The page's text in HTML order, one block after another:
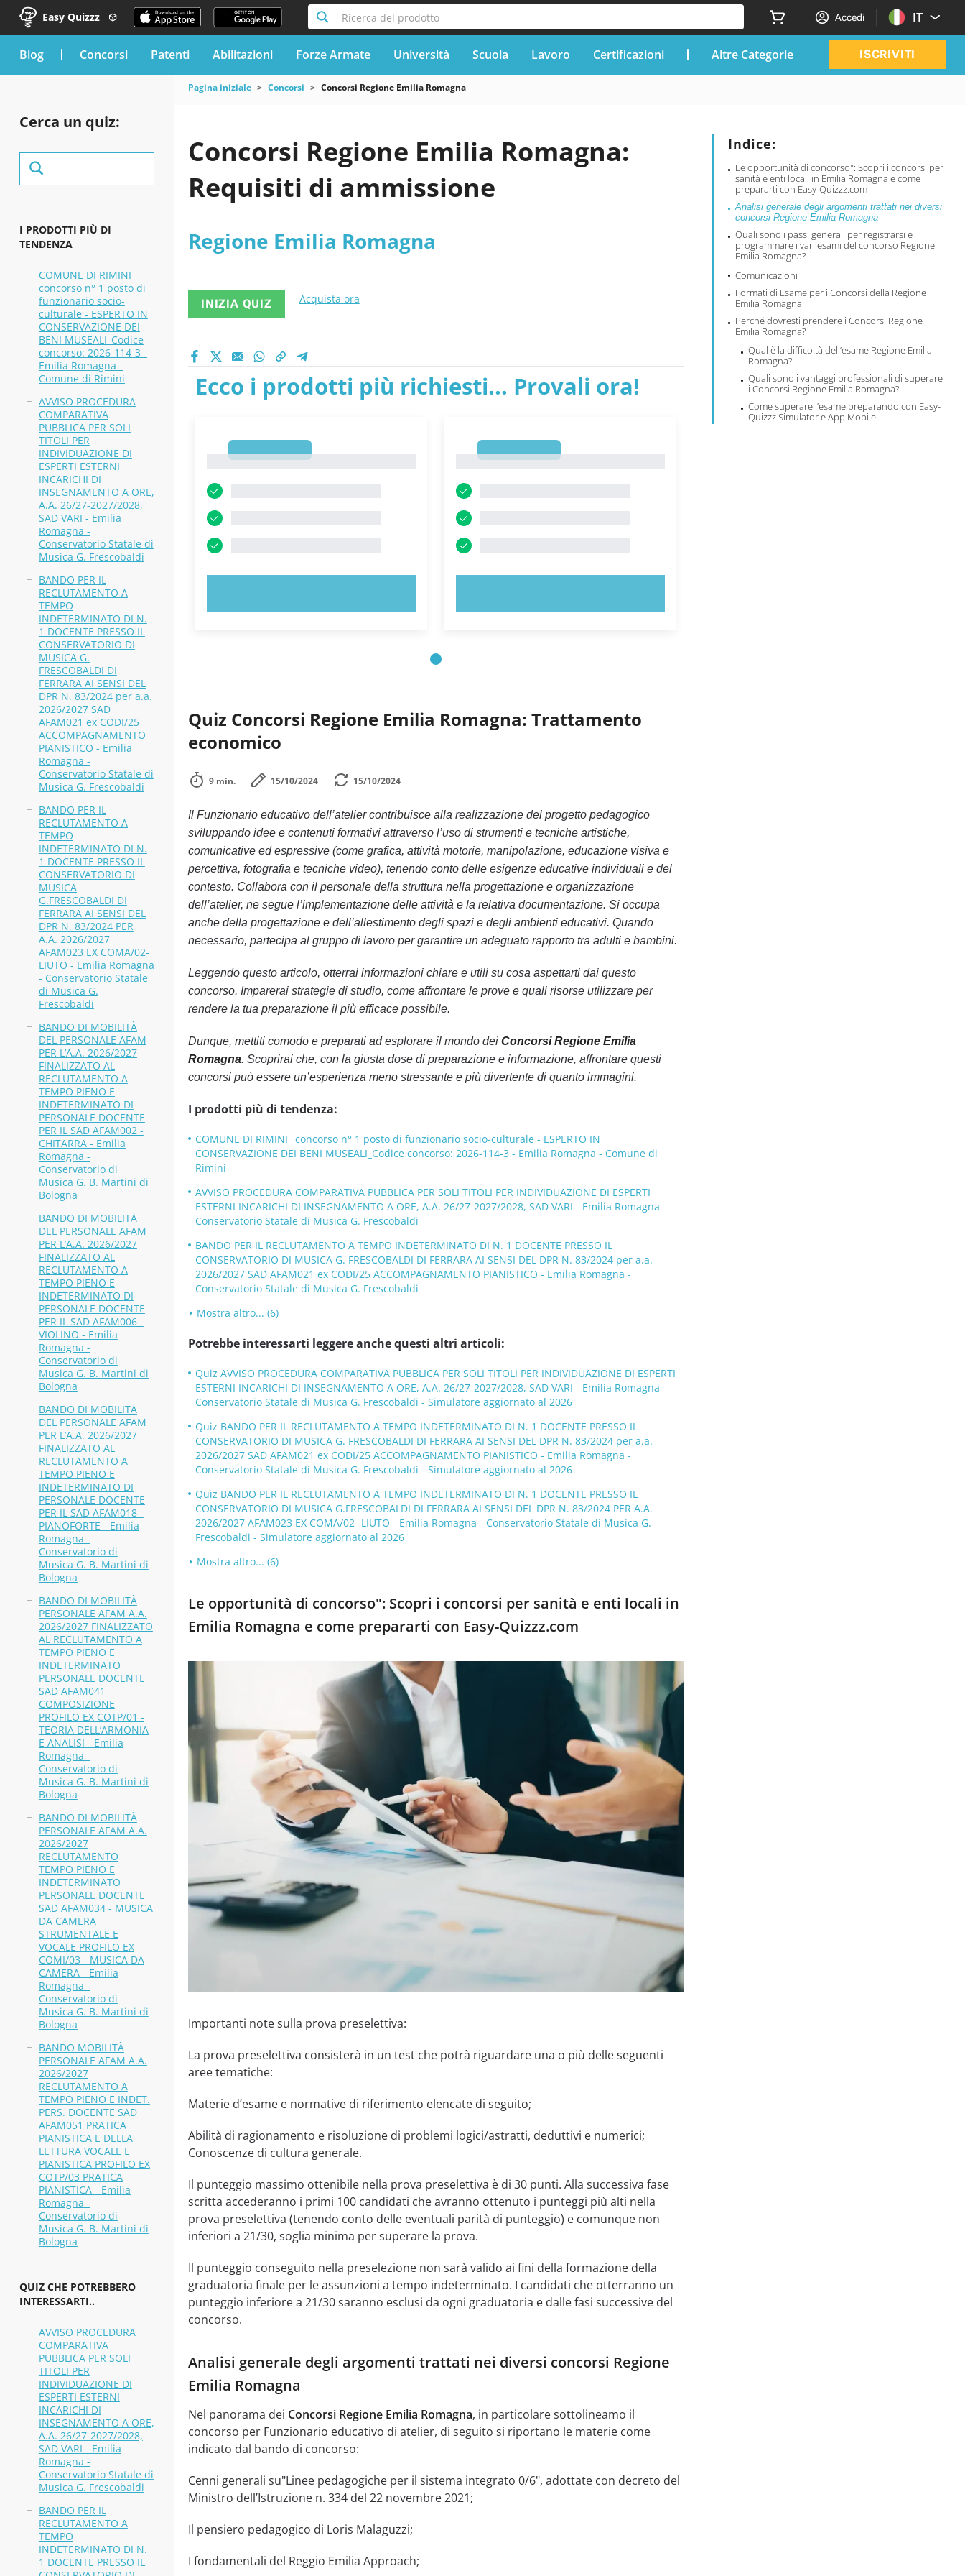
Easy Quizzz Ricerca del prodotto Accedi IT
blog Concorsi Patenti Abilitazioni Forze Armate Università Scuola Lavoro Certificazioni Altre Categorie ISCRIVITI
Cerca un quiz:
I PRODOTTI PIÙ DI
TENDENZA
COMUNE DI RIMINI_
concorso n° 1 posto di
funzionario socio-
culturale - ESPERTO IN
CONSERVAZIONE DEI
BENI MUSEALI_Codice
concorso: 2026-114-3 -
Emilia Romagna -
Comune di Rimini
AVVISO PROCEDURA
COMPARATIVA
PUBBLICA PER SOLI
TITOLI PER
INDIVIDUAZIONE DI
ESPERTI ESTERNI
INCARICHI DI
INSEGNAMENTO A ORE,
A.A. 26/27-2027/2028,
SAD VARI - Emilia
Romagna -
Conservatorio Statale di
Musica G. Frescobaldi
BANDO PER IL
RECLUTAMENTO A
TEMPO
INDETERMINATO DI N.
1 DOCENTE PRESSO IL
CONSERVATORIO DI
MUSICA G.
FRESCOBALDI DI
FERRARA AI SENSI DEL
DPR N. 83/2024 per a.a.
2026/2027 SAD
AFAM021 ex CODI/25
ACCOMPAGNAMENTO
PIANISTICO - Emilia
Romagna -
Conservatorio Statale di
Musica G. Frescobaldi
BANDO PER IL
RECLUTAMENTO A
TEMPO
INDETERMINATO DI N.
1 DOCENTE PRESSO IL
CONSERVATORIO DI
MUSICA
G.FRESCOBALDI DI
FERRARA AI SENSI DEL
DPR N. 83/2024 PER
A.A. 2026/2027
AFAM023 EX COMA/02-
LIUTO - Emilia Romagna
- Conservatorio Statale
di Musica G.
Frescobaldi
BANDO DI MOBILITÀ
DEL PERSONALE AFAM
PER L’A.A. 2026/2027
FINALIZZATO AL
RECLUTAMENTO A
TEMPO PIENO E
INDETERMINATO DI
PERSONALE DOCENTE
PER IL SAD AFAM002 -
CHITARRA - Emilia
Romagna -
Conservatorio di
Musica G. B. Martini di
Bologna
BANDO DI MOBILITÀ
DEL PERSONALE AFAM
PER L’A.A. 2026/2027
FINALIZZATO AL
RECLUTAMENTO A
TEMPO PIENO E
INDETERMINATO DI
PERSONALE DOCENTE
PER IL SAD AFAM006 -
VIOLINO - Emilia
Romagna -
Conservatorio di
Musica G. B. Martini di
Bologna
BANDO DI MOBILITÀ
DEL PERSONALE AFAM
PER L’A.A. 2026/2027
FINALIZZATO AL
RECLUTAMENTO A
TEMPO PIENO E
INDETERMINATO DI
PERSONALE DOCENTE
PER IL SAD AFAM018 -
PIANOFORTE - Emilia
Romagna -
Conservatorio di
Musica G. B. Martini di
Bologna
BANDO DI MOBILITÀ
PERSONALE AFAM A.A.
2026/2027 FINALIZZATO
AL RECLUTAMENTO A
TEMPO PIENO E
INDETERMINATO
PERSONALE DOCENTE
SAD AFAM041
COMPOSIZIONE
PROFILO EX COTP/01 -
TEORIA DELL’ARMONIA
E ANALISI - Emilia
Romagna -
Conservatorio di
Musica G. B. Martini di
Bologna
BANDO DI MOBILITÀ
PERSONALE AFAM A.A.
2026/2027
RECLUTAMENTO
TEMPO PIENO E
INDETERMINATO
PERSONALE DOCENTE
SAD AFAM034 - MUSICA
DA CAMERA
STRUMENTALE E
VOCALE PROFILO EX
COMI/03 - MUSICA DA
CAMERA - Emilia
Romagna -
Conservatorio di
Musica G. B. Martini di
Bologna
BANDO MOBILITÀ
PERSONALE AFAM A.A.
2026/2027
RECLUTAMENTO A
TEMPO PIENO E INDET.
PERS. DOCENTE SAD
AFAM051 PRATICA
PIANISTICA E DELLA
LETTURA VOCALE E
PIANISTICA PROFILO EX
COTP/03 PRATICA
PIANISTICA - Emilia
Romagna -
Conservatorio di
Musica G. B. Martini di
Bologna
QUIZ CHE POTREBBERO
INTERESSARTI..
AVVISO PROCEDURA
COMPARATIVA
PUBBLICA PER SOLI
TITOLI PER
INDIVIDUAZIONE DI
ESPERTI ESTERNI
INCARICHI DI
INSEGNAMENTO A ORE,
A.A. 26/27-2027/2028,
SAD VARI - Emilia
Romagna -
Conservatorio Statale di
Musica G. Frescobaldi
BANDO PER IL
RECLUTAMENTO A
TEMPO
INDETERMINATO DI N.
1 DOCENTE PRESSO IL
Pagina iniziale Concorsi Concorsi Regione Emilia Romagna
Indice:
Le opportunità di concorso": Scopri i concorsi per
sanità e enti locali in Emilia Romagna e come
prepararti con Easy-Quizzz.com
Analisi generale degli argomenti trattati nei diversi
concorsi Regione Emilia Romagna
Quali sono i passi generali per registrarsi e
programmare i vari esami del concorso Regione
Emilia Romagna?
Comunicazioni
Formati di Esame per i Concorsi della Regione
Emilia Romagna
Perché dovresti prendere i Concorsi Regione
Emilia Romagna?
Qual è la difficoltà dell’esame Regione Emilia
Romagna?
Quali sono i vantaggi professionali di superare
i Concorsi Regione Emilia Romagna?
Come superare l’esame preparando con Easy-
Quizzz Simulator e App Mobile
Concorsi Regione Emilia Romagna:
Requisiti di ammissione
Regione Emilia Romagna
INIZIA QUIZ Acquista ora
Ecco i prodotti più richiesti... Provali ora!
Quiz Concorsi Regione Emilia Romagna: Trattamento
economico
9 min. 15/10/2024 15/10/2024
Il Funzionario educativo dell’atelier contribuisce alla realizzazione del progetto pedagogico
sviluppando idee e contenuti formativi attraverso l’uso di strumenti e tecniche artistiche,
comunicative ed espressive (come grafica, attività motorie, manipolazione, educazione visiva e
percettiva, fotografia e tecniche video), tenendo conto delle esigenze educative individuali e del
contesto. Collabora con il personale della struttura nella progettazione e organizzazione
dell’atelier, ne segue l’implementazione delle attività e la relativa documentazione. Si occupa
anche della progettazione e dell’allestimento degli spazi e degli ambienti educativi. Quando
necessario, partecipa al gruppo di lavoro per garantire un adeguato rapporto tra adulti e bambini.
Leggendo questo articolo, otterrai informazioni chiare e utili su cosa aspettarti dai questo
concorso. Imparerai strategie di studio, come affrontare le prove e quali risorse utilizzare per
rendere la tua preparazione il più efficace possibile.
Dunque, mettiti comodo e preparati ad esplorare il mondo dei Concorsi Regione Emilia
Romagna. Scoprirai che, con la giusta dose di preparazione e informazione, affrontare questi
concorsi può essere un’esperienza meno stressante e più divertente di quanto immagini.
I prodotti più di tendenza:
COMUNE DI RIMINI_ concorso n° 1 posto di funzionario socio-culturale - ESPERTO IN
CONSERVAZIONE DEI BENI MUSEALI_Codice concorso: 2026-114-3 - Emilia Romagna - Comune di
Rimini
AVVISO PROCEDURA COMPARATIVA PUBBLICA PER SOLI TITOLI PER INDIVIDUAZIONE DI ESPERTI
ESTERNI INCARICHI DI INSEGNAMENTO A ORE, A.A. 26/27-2027/2028, SAD VARI - Emilia Romagna -
Conservatorio Statale di Musica G. Frescobaldi
BANDO PER IL RECLUTAMENTO A TEMPO INDETERMINATO DI N. 1 DOCENTE PRESSO IL
CONSERVATORIO DI MUSICA G. FRESCOBALDI DI FERRARA AI SENSI DEL DPR N. 83/2024 per a.a.
2026/2027 SAD AFAM021 ex CODI/25 ACCOMPAGNAMENTO PIANISTICO - Emilia Romagna -
Conservatorio Statale di Musica G. Frescobaldi
Mostra altro... (6)
Potrebbe interessarti leggere anche questi altri articoli:
Quiz AVVISO PROCEDURA COMPARATIVA PUBBLICA PER SOLI TITOLI PER INDIVIDUAZIONE DI ESPERTI
ESTERNI INCARICHI DI INSEGNAMENTO A ORE, A.A. 26/27-2027/2028, SAD VARI - Emilia Romagna -
Conservatorio Statale di Musica G. Frescobaldi - Simulatore aggiornato al 2026
Quiz BANDO PER IL RECLUTAMENTO A TEMPO INDETERMINATO DI N. 1 DOCENTE PRESSO IL
CONSERVATORIO DI MUSICA G. FRESCOBALDI DI FERRARA AI SENSI DEL DPR N. 83/2024 per a.a.
2026/2027 SAD AFAM021 ex CODI/25 ACCOMPAGNAMENTO PIANISTICO - Emilia Romagna -
Conservatorio Statale di Musica G. Frescobaldi - Simulatore aggiornato al 2026
Quiz BANDO PER IL RECLUTAMENTO A TEMPO INDETERMINATO DI N. 1 DOCENTE PRESSO IL
CONSERVATORIO DI MUSICA G.FRESCOBALDI DI FERRARA AI SENSI DEL DPR N. 83/2024 PER A.A.
2026/2027 AFAM023 EX COMA/02- LIUTO - Emilia Romagna - Conservatorio Statale di Musica G.
Frescobaldi - Simulatore aggiornato al 2026
Mostra altro... (6)
Le opportunità di concorso": Scopri i concorsi per sanità e enti locali in
Emilia Romagna e come prepararti con Easy-Quizzz.com
Importanti note sulla prova preselettiva:
La prova preselettiva consisterà in un test che potrà riguardare una o più delle seguenti
aree tematiche:
Materie d’esame e normative di riferimento elencate di seguito;
Abilità di ragionamento e risoluzione di problemi logici/astratti, deduttivi e numerici;
Conoscenze di cultura generale.
Il punteggio massimo ottenibile nella prova preselettiva è di 30 punti. Alla successiva fase
scritta accederanno i primi 100 candidati che avranno ottenuto i punteggi più alti nella
prova preselettiva (tenendo conto delle eventuali parità di punteggio) e comunque non
inferiori a 21/30, soglia minima per superare la prova.
Il punteggio conseguito nella preselezione non sarà valido ai fini della formazione della
graduatoria finale per le assunzioni a tempo indeterminato. I candidati che otterranno un
punteggio inferiore a 21/30 saranno esclusi da ogni graduatoria e dalle fasi successive del
concorso.
Analisi generale degli argomenti trattati nei diversi concorsi Regione
Emilia Romagna
Nel panorama dei Concorsi Regione Emilia Romagna, in particolare sottolineamo il
concorso per Funzionario educativo di atelier, di seguito si riportano le materie come
indicato dal bando di concorso:
Cenni generali su"Linee pedagogiche per il sistema integrato 0/6", adottate con decreto del
Ministro dell’Istruzione n. 334 del 22 novembre 2021;
Il pensiero pedagogico di Loris Malaguzzi;
I fondamentali del Reggio Emilia Approach;